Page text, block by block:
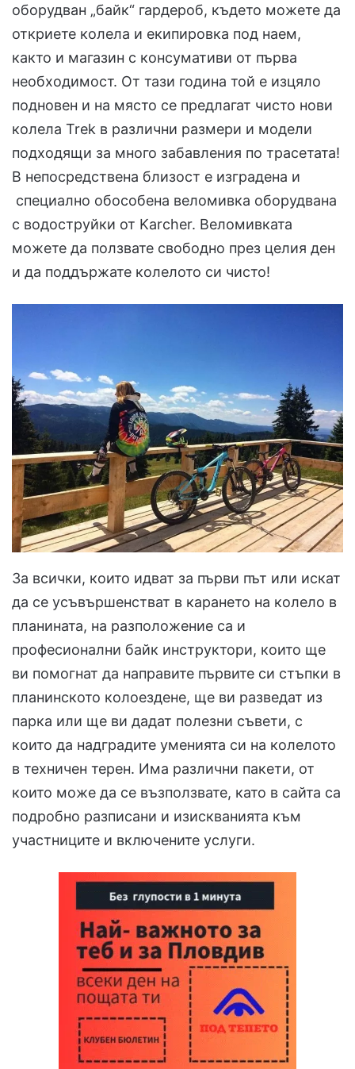
оборудван „байк“ гардероб, където можете да
откриете колела и екипировка под наем,
както и магазин с консумативи от първа
необходимост. От тази година той е изцяло
подновен и на място се предлагат чисто нови
колела Trek в различни размери и модели
подходящи за много забавления по трасетата!
В непосредствена близост е изградена и
специално обособена веломивка оборудвана
с водоструйки от Karcher. Веломивката
можете да ползвате свободно през целия ден
и да поддържате колелото си чисто!
За всички, които идват за първи път или искат
да се усъвършенстват в карането на колело в
планината, на разположение са и
професионални байк инструктори, които ще
ви помогнат да направите първите си стъпки в
планинското колоездене, ще ви разведат из
парка или ще ви дадат полезни съвети, с
които да надградите уменията си на колелото
в техничен терен. Има различни пакети, от
които може да се възползвате, като в сайта са
подробно разписани и изискванията към
участниците и включените услуги.